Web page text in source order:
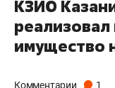
КЗИО
имущество
Комментарии 1